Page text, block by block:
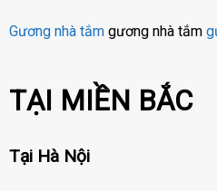
Gương nhà tắmgương nhà tắm
TẠI MIỀN BẮC
Tại Hà Nội